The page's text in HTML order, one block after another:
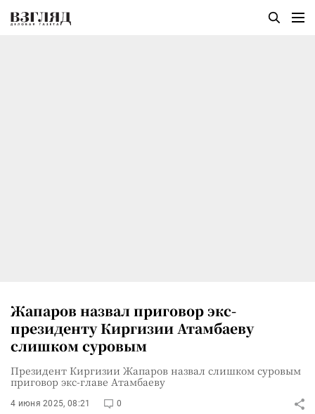
Жапаров назвал приговор экс-
президенту Киргизии Атамбаеву
слишком суровым
Президент Киргизии Жапаров назвал слишком суровым
приговор экс-главе Атамбаеву
4 июня 2025, 08:21 0